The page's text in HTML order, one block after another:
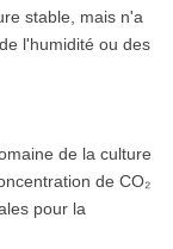
stable, mais n'a
l'humidité ou des
de la culture
de CO₂
pour la